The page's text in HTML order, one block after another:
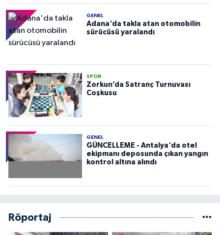
GENEL
Adana'da takla atan otomobilin
sürücüsü yaralandı
SPOR
Zorkun’da Satranç Turnuvası
Coşkusu
GENEL
GÜNCELLEME - Antalya'da otel
ekipmanı deposunda çıkan yangın
kontrol altına alındı
Röportaj